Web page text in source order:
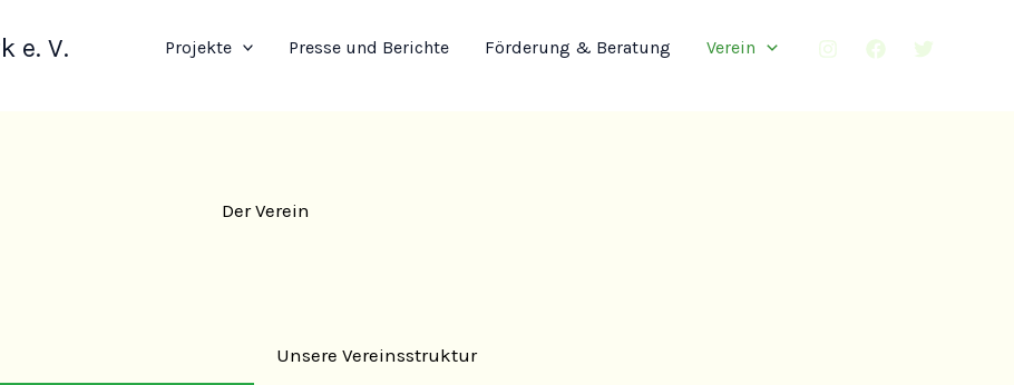
e. V. Projekte Presse und Berichte Förderung & Beratung Verein
Der Verein
Unsere Vereinsstruktur